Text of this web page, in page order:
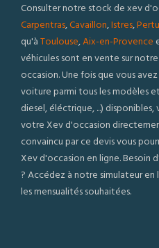
Consulter notre stock de xev
Carpentras,Cavaillon,Istres,
qu'àToulouse,Aix-en-Provence
véhicules sont en vente sur
occasion. Une fois que vous
voiture parmi tous les modèles
diesel, éléctrique, ...)
votre Xev d'occasion
convaincu par ce devis vous
Xev d'occasion en ligne. Besoin
? Accédez à notre simulateur
les mensualités souhaitées.